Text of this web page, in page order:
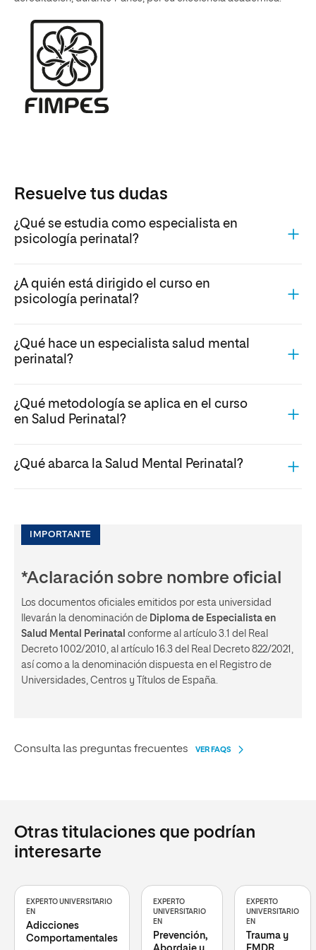
Resuelve tus dudas
¿Qué se estudia como especialista en
psicología perinatal?
¿A quién está dirigido el curso en
psicología perinatal?
¿Qué hace un especialista salud mental
perinatal?
¿Qué metodología se aplica en el curso
en Salud Perinatal?
¿Qué abarca la Salud Mental Perinatal?
IMPORTANTE
*Aclaración sobre nombre oficial
Los documentos oficiales emitidos por esta universidad
llevarán la denominación de Diploma de Especialista en
Salud Mental Perinatal conforme al artículo 3.1 del Real
Decreto 1002/2010, al artículo 16.3 del Real Decreto 822/2021,
así como a la denominación dispuesta en el Registro de
Universidades, Centros y Títulos de España.
Consulta las preguntas frecuentes VER FAQS
Otras titulaciones que podrían
interesarte
EXPERTO UNIVERSITARIO
EN
Adicciones
Comportamentales
EXPERTO
UNIVERSITARIO
EN
Prevención,
EXPERTO
UNIVERSITARIO
EN
Trauma y